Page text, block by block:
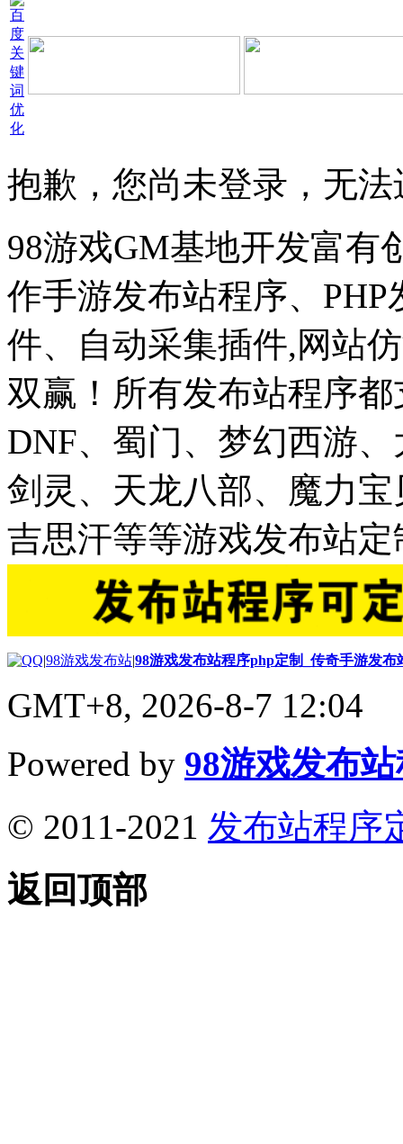
抱歉，您尚未登录，无
98游戏GM基地开发富有
作手游发布站程序、
件、自动采集插件,网站
双赢！所有发布站程序
DNF、蜀门、梦幻西游
剑灵、天龙八部、魔力
吉思汗等等游戏发布站定
|98游戏发布站|98游戏发布站程序php定制_传奇手游发
GMT+8, 2026-8-7 12:04
Powered by 98游戏发布
© 2011-2021 发布站程序
返回顶部